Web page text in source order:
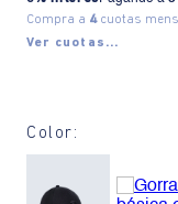
Compra a 4cuotas
Ver cuotas...
Color: